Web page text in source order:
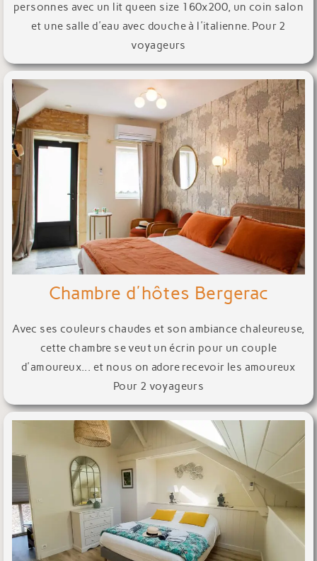
personnes avec un lit queen size 160x200, un coin salon
et une salle d'eau avec douche à l'italienne. Pour 2
voyageurs
Chambre d'hôtes Bergerac
Avec ses couleurs chaudes et son ambiance chaleureuse,
cette chambre se veut un écrin pour un couple
d'amoureux... et nous on adore recevoir les amoureux
Pour 2 voyageurs